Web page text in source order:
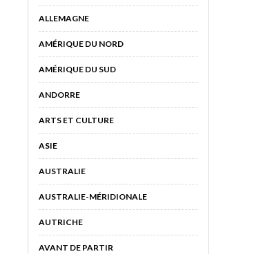
ALLEMAGNE
AMÉRIQUE DU NORD
AMÉRIQUE DU SUD
ANDORRE
ARTS ET CULTURE
ASIE
AUSTRALIE
AUSTRALIE-MÉRIDIONALE
AUTRICHE
AVANT DE PARTIR